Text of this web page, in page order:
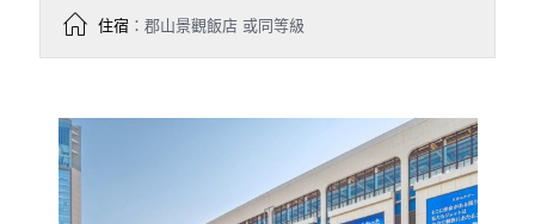
住宿：郡山景觀飯店 或同等級